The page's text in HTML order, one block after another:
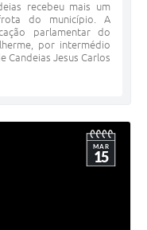
recebeu mais um
do município. A
parlamentar do
por intermédio
Candeias Jesus Carlos
MAR
15